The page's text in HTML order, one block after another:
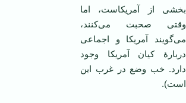
بخشی از آمریکاست، اما
وقتی صحبت می‌کنند،
می‌گویند آمریکا و اجماعی
دربارۀ کیان آمریکا وجود
دارد. خب وضع در غرب این
است).